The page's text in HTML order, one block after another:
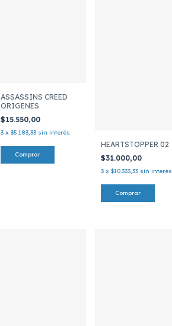
ASSASSINS CREED
ORIGENES
$15.550,00
3 x $5.183,33 sin interés
HEARTSTOPPER 02
$31.000,00
3 x $10.333,33 sin interés